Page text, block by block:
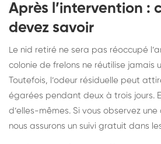
Après l’intervention :
devez savoir
Le nid retiré ne sera pas réoccupé
colonie de frelons ne réutilise jamais
Toutefois, l’odeur résiduelle peut
égarées pendant deux à trois jours.
d’elles-mêmes. Si vous observez
nous assurons un suivi gratuit dans